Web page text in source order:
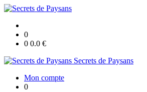
0
0 0.0 €
Secrets de Paysans
Mon compte
0